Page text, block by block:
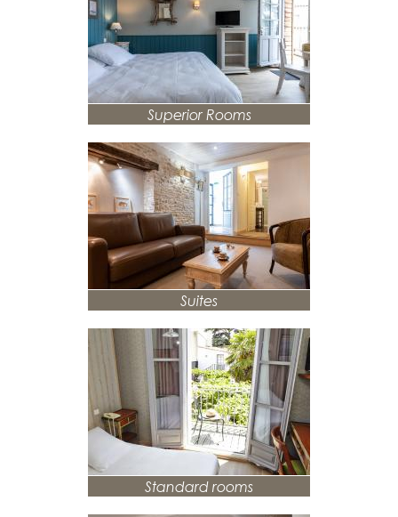
Superior Rooms
Suites
Standard rooms